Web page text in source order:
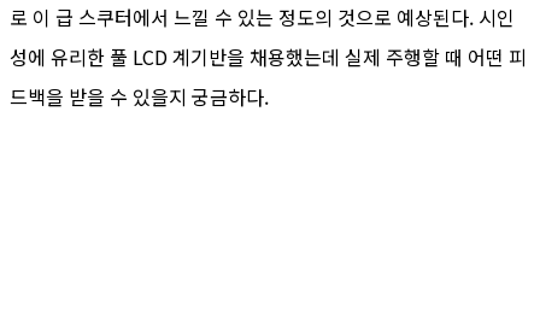
로 이 급 스쿠터에서 느낄 수 있는 정도의 것으로 예상된다. 시인
성에 유리한 풀 LCD 계기반을 채용했는데 실제 주행할 때 어떤 피
드백을 받을 수 있을지 궁금하다.